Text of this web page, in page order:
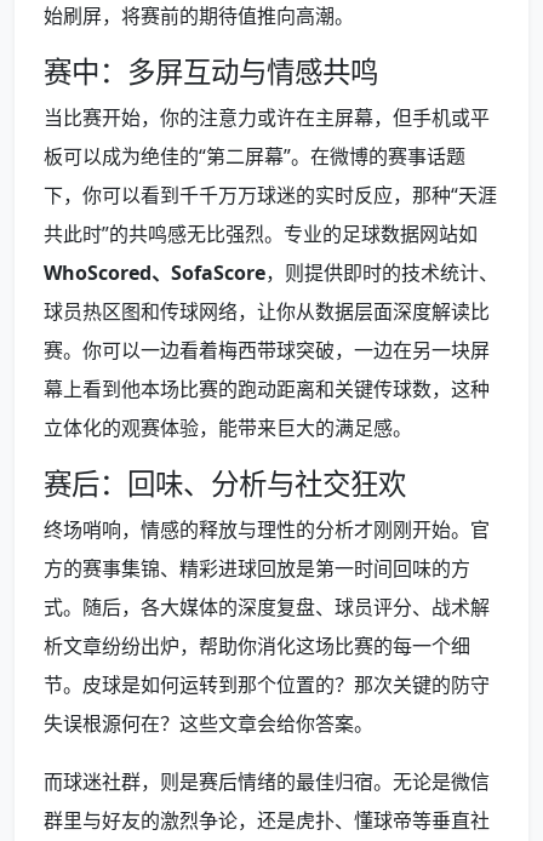
始刷屏，将赛前的期待值推向高潮。
赛中：多屏互动与情感共鸣
当比赛开始，你的注意力或许在主屏幕，但手机或平
板可以成为绝佳的“第二屏幕”。在微博的赛事话题
下，你可以看到千千万万球迷的实时反应，那种“天涯
共此时”的共鸣感无比强烈。专业的足球数据网站如
WhoScored、SofaScore，则提供即时的技术统计、
球员热区图和传球网络，让你从数据层面深度解读比
赛。你可以一边看着梅西带球突破，一边在另一块屏
幕上看到他本场比赛的跑动距离和关键传球数，这种
立体化的观赛体验，能带来巨大的满足感。
赛后：回味、分析与社交狂欢
终场哨响，情感的释放与理性的分析才刚刚开始。官
方的赛事集锦、精彩进球回放是第一时间回味的方
式。随后，各大媒体的深度复盘、球员评分、战术解
析文章纷纷出炉，帮助你消化这场比赛的每一个细
节。皮球是如何运转到那个位置的？那次关键的防守
失误根源何在？这些文章会给你答案。
而球迷社群，则是赛后情绪的最佳归宿。无论是微信
群里与好友的激烈争论，还是虎扑、懂球帝等垂直社